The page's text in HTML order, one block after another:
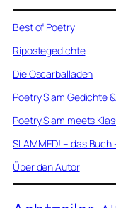
Best of Poetry
Ripostegedichte
Die Oscarballaden
Poetry Slam Gedichte
Poetry Slam meets
SLAMMED! – das
Über den Autor